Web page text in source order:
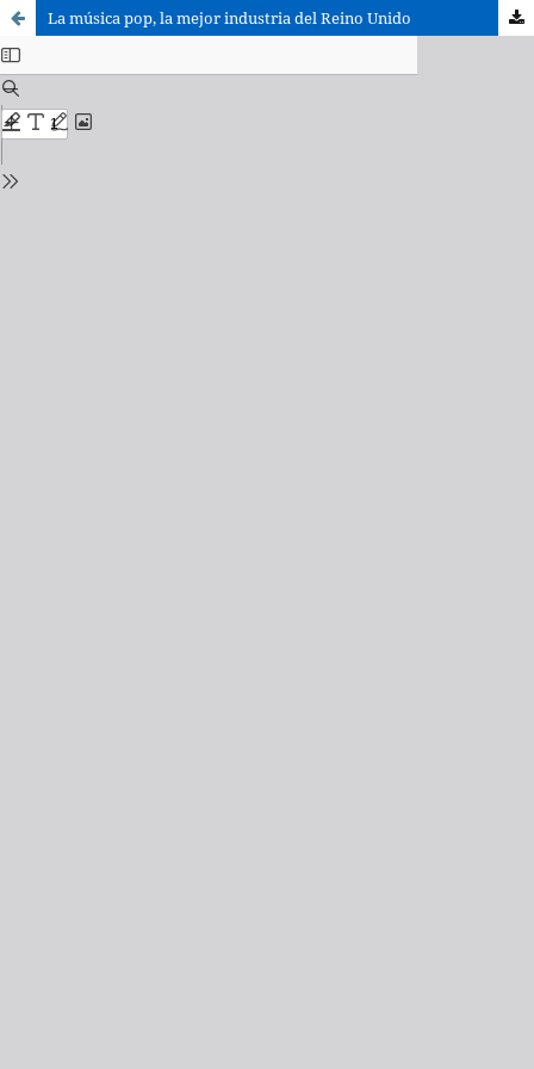
La música pop, la mejor industria del Reino Unido